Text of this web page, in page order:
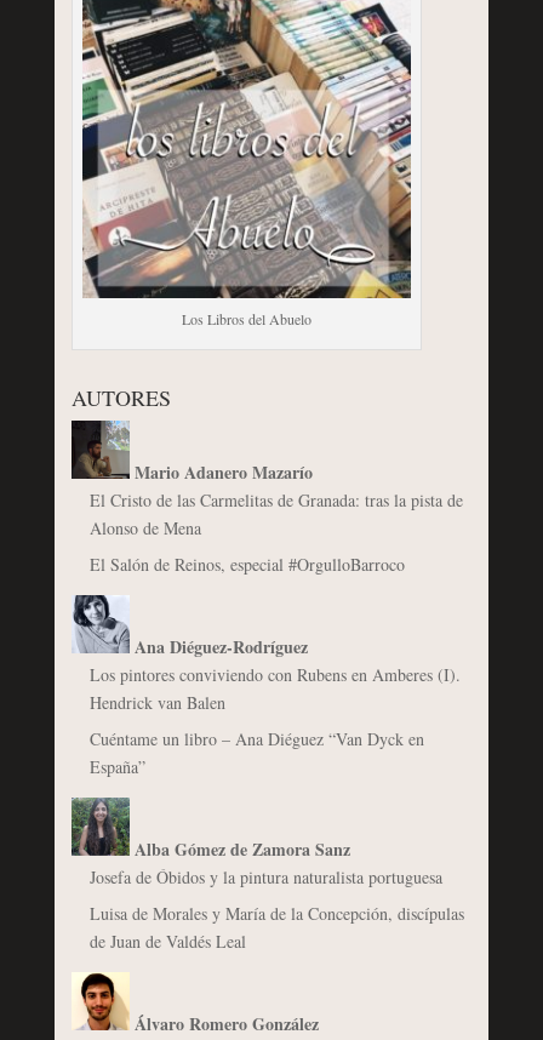
Los Libros del Abuelo
AUTORES
Mario Adanero Mazarío
El Cristo de las Carmelitas de Granada: tras la pista de
Alonso de Mena
El Salón de Reinos, especial #OrgulloBarroco
Ana Diéguez-Rodríguez
Los pintores conviviendo con Rubens en Amberes (I).
Hendrick van Balen
Cuéntame un libro – Ana Diéguez “Van Dyck en
España”
Alba Gómez de Zamora Sanz
Josefa de Óbidos y la pintura naturalista portuguesa
Luisa de Morales y María de la Concepción, discípulas
de Juan de Valdés Leal
Álvaro Romero González